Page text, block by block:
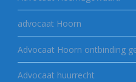
advocaat Hoorn
Advocaat Hoorn ontbinding
Advocaat huurrecht